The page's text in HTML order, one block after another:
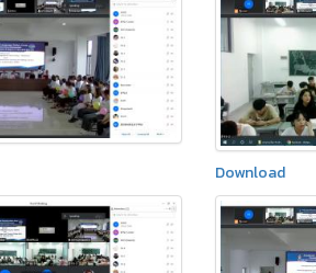
Download